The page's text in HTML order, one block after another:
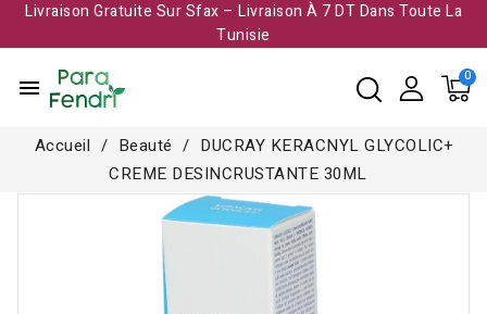
Livraison Gratuite Sur Sfax – Livraison À 7 DT Dans Toute La
Tunisie​
menu
Accueil Beauté
DUCRAY KERACNYL GLYCOLIC+
CREME DESINCRUSTANTE 30ML